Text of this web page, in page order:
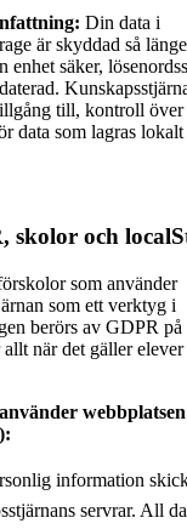
Din data i
är skyddad så
enhet säker,
till, kontroll över
data som lagras
skolor och
som använder
som ett verktyg i
berörs av GDPR på
när det gäller
information
servrar. All